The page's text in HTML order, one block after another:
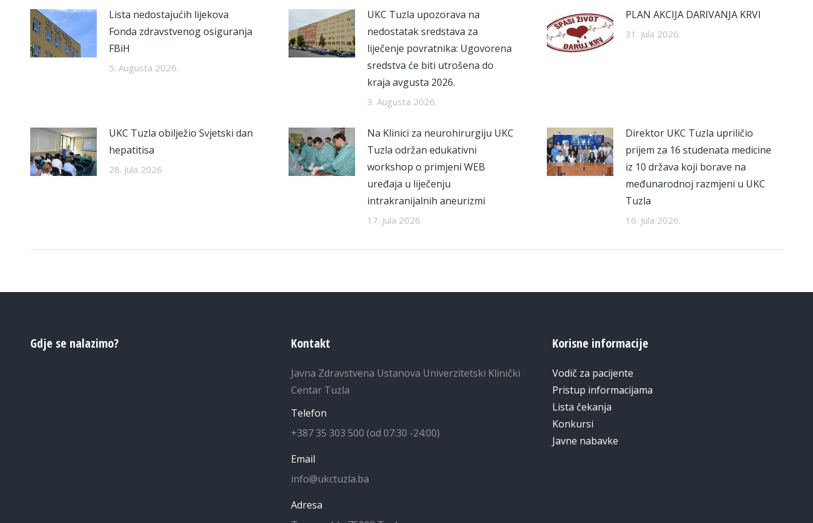
Lista nedostajućih lijekova
Fonda zdravstvenog osiguranja
FBiH
5. Augusta 2026.
UKC Tuzla upozorava na
nedostatak sredstava za
liječenje povratnika: Ugovorena
sredstva će biti utrošena do
kraja avgusta 2026.
3. Augusta 2026.
PLAN AKCIJA DARIVANJA KRVI
31. Jula 2026.
UKC Tuzla obilježio Svjetski dan
hepatitisa
28. Jula 2026.
Na Klinici za neurohirurgiju UKC
Tuzla održan edukativni
workshop o primjeni WEB
uređaja u liječenju
intrakranijalnih aneurizmi
17. Jula 2026.
Direktor UKC Tuzla upriličio
prijem za 16 studenata medicine
iz 10 država koji borave na
međunarodnoj razmjeni u UKC
Tuzla
16. Jula 2026.
Gdje se nalazimo? Kontakt
Javna Zdravstvena Ustanova Univerzitetski Klinički
Centar Tuzla
Telefon
+387 35 303 500 (od 07:30 -24:00)
Email
info@ukctuzla.ba
Adresa
Korisne informacije
Vodič za pacijente
Pristup informacijama
Lista čekanja
Konkursi
Javne nabavke